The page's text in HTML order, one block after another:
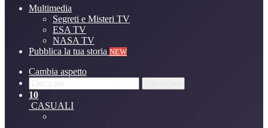
Multimedia
Segreti e Misteri TV
ESA TV
NASA TV
Pubblica la tua storia NEW
Cambia aspetto
10
CASUALI